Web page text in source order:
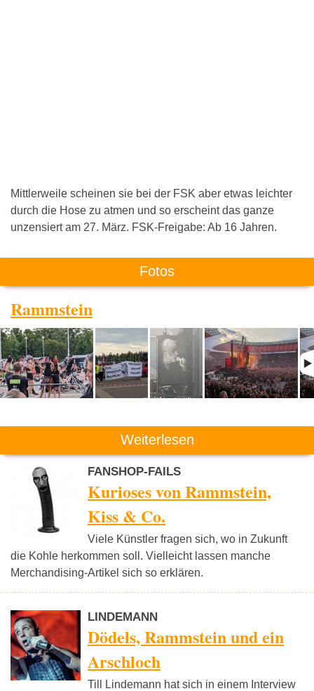
Mittlerweile scheinen sie bei der FSK aber etwas leichter
durch die Hose zu atmen und so erscheint das ganze
unzensiert am 27. März. FSK-Freigabe: Ab 16 Jahren.
Fotos
Rammstein
Weiterlesen
FANSHOP-FAILS
Kurioses von Rammstein,
Kiss & Co.
Viele Künstler fragen sich, wo in Zukunft
die Kohle herkommen soll. Vielleicht lassen manche
Merchandising-Artikel sich so erklären.
LINDEMANN
Dödels, Rammstein und ein
Arschloch
Till Lindemann hat sich in einem Interview